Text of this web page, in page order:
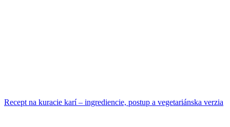
Recept na kuracie karí – ingrediencie, postup a vegetariánska verzia